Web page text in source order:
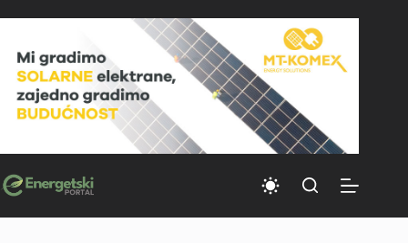
to